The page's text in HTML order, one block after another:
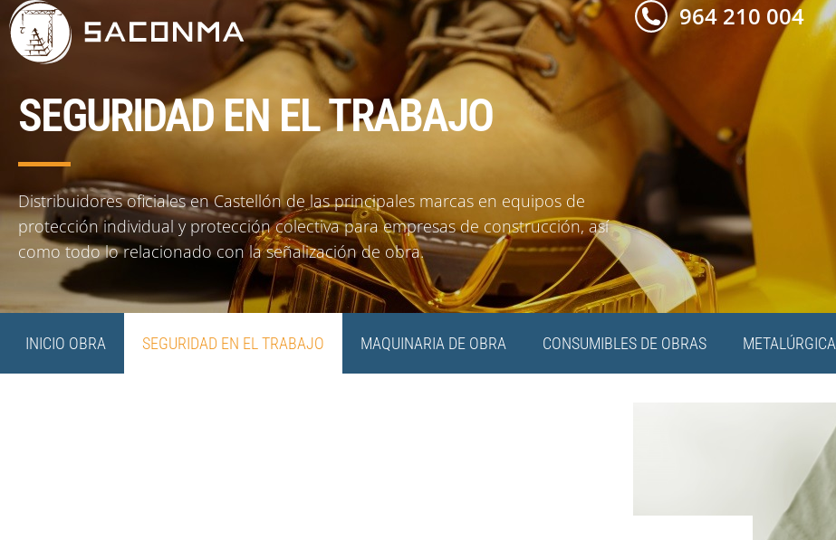
964 210 004
SEGURIDAD EN EL TRABAJO
Distribuidores oficiales en Castellón de las principales marcas en equipos de
protección individual y protección colectiva para empresas de construcción, así
como todo lo relacionado con la señalización de obra.
INICIO OBRA SEGURIDAD EN EL TRABAJO MAQUINARIA DE OBRA CONSUMIBLES DE OBRAS METALÚRGICA